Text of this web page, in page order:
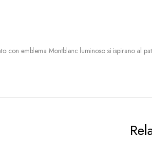
con emblema Montblanc luminoso si ispirano al